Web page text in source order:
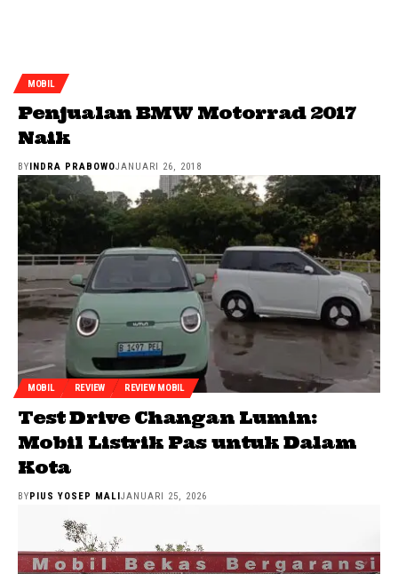
MOBIL
Penjualan BMW Motorrad 2017
Naik
BYINDRA PRABOWOJANUARI 26, 2018
MOBIL REVIEW REVIEW MOBIL
Test Drive Changan Lumin:
Mobil Listrik Pas untuk Dalam
Kota
BYPIUS YOSEP MALIJANUARI 25, 2026